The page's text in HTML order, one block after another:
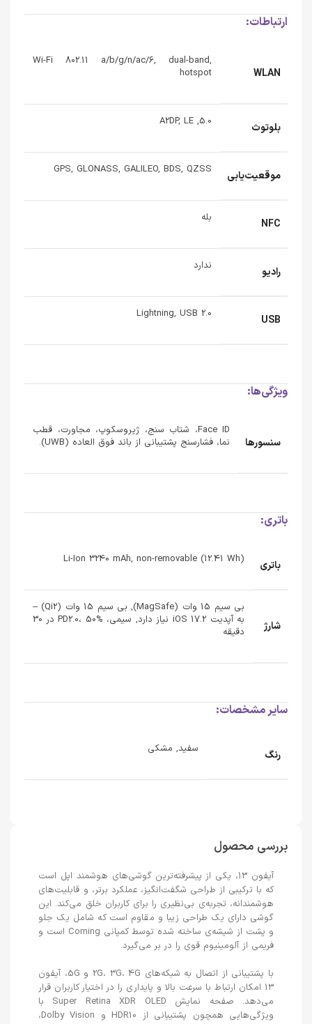
ارتباطات:
WLAN
Wi-Fi 802.11 a/b/g/n/ac/6, dual-band,
hotspot
بلوتوث 5.0, A2DP, LE
موقعیت‌یابی GPS, GLONASS, GALILEO, BDS, QZSS
NFC بله
رادیو ندارد
USB
Lightning, USB 2.0
ویژگی‌ها:
سنسورها
Face ID، شتاب سنج، ژیروسکوپ، مجاورت، قطب
نما، فشارسنج پشتیبانی از باند فوق العاده (UWB).
باتری:
باتری Li-Ion 3240 mAh, non-removable (12.41 Wh)
شارژ
بی سیم 15 وات (MagSafe), بی سیم 15 وات (Qi2) –
به آپدیت iOS 17.2 نیاز دارد, سیمی، PD2.0، 50% در 30
دقیقه
سایر مشخصات:
رنگ سفید, مشکی
بررسی محصول
آیفون 13، یکی از پیشرفته‌ترین گوشی‌های هوشمند اپل است
که با ترکیبی از طراحی شگفت‌انگیز، عملکرد برتر، و قابلیت‌های
هوشمندانه، تجربه‌ی بی‌نظیری را برای کاربران خلق می‌کند. این
گوشی دارای یک طراحی زیبا و مقاوم است که شامل یک جلو
و پشت از شیشه‌ی ساخته شده توسط کمپانی Corning است و
فریمی از آلومینیوم قوی را در بر می‌گیرد.
با پشتیبانی از اتصال به شبکه‌های 2G، 3G، 4G و 5G، آیفون
13 امکان ارتباط با سرعت بالا و پایداری را در اختیار کاربران قرار
می‌دهد. صفحه نمایش Super Retina XDR OLED با
ویژگی‌هایی همچون پشتیبانی از HDR10 و Dolby Vision،